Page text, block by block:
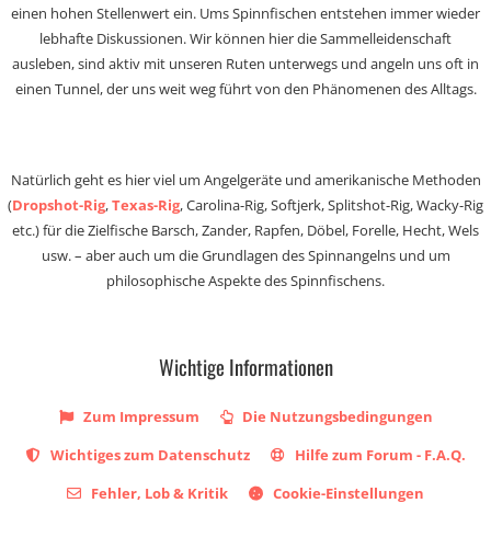
einen hohen Stellenwert ein. Ums Spinnfischen entstehen immer wieder
lebhafte Diskussionen. Wir können hier die Sammelleidenschaft
ausleben, sind aktiv mit unseren Ruten unterwegs und angeln uns oft in
einen Tunnel, der uns weit weg führt von den Phänomenen des Alltags.
Natürlich geht es hier viel um Angelgeräte und amerikanische Methoden
(Dropshot-Rig,Texas-Rig, Carolina-Rig, Softjerk, Splitshot-Rig, Wacky-Rig
etc.) für die Zielfische Barsch, Zander, Rapfen, Döbel, Forelle, Hecht, Wels
usw. – aber auch um die Grundlagen des Spinnangelns und um
philosophische Aspekte des Spinnfischens.
Wichtige Informationen
Zum Impressum
Die Nutzungsbedingungen
Wichtiges zum Datenschutz
Hilfe zum Forum - F.A.Q.
Fehler, Lob & Kritik
Cookie-Einstellungen